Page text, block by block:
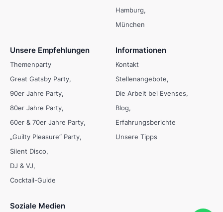
Hamburg
München
Unsere Empfehlungen
Themenparty
Great Gatsby Party
90er Jahre Party
80er Jahre Party
60er & 70er Jahre Party
„Guilty Pleasure“ Party
Silent Disco
DJ & VJ
Cocktail-Guide
Informationen
Kontakt
Stellenangebote
Die Arbeit bei Evenses
Blog
Erfahrungsberichte
Unsere Tipps
Soziale Medien